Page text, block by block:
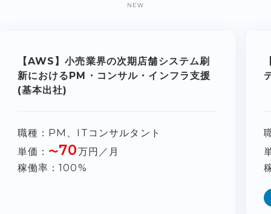
NEW
【AWS】小売業界の次期店舗システム刷
新におけるPM・コンサル・インフラ支援
(基本出社)
職種
PM、ITコンサルタント
単価
〜70万円／月
稼働率
100%